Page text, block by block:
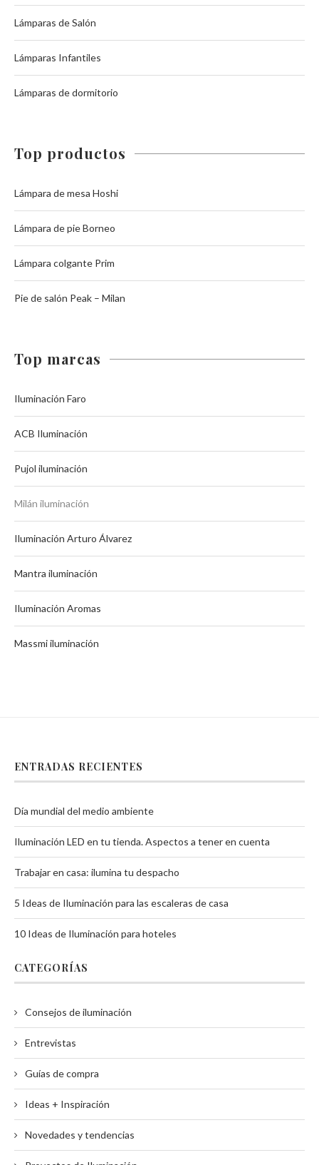
Lámparas de Salón
Lámparas Infantiles
Lámparas de dormitorio
Top productos
Lámpara de mesa Hoshi
Lámpara de pie Borneo
Lámpara colgante Prim
Pie de salón Peak – Milan
Top marcas
Iluminación Faro
ACB Iluminación
Pujol iluminación
Milán iluminación
Iluminación Arturo Álvarez
Mantra iluminación
Iluminación Aromas
Massmi iluminación
ENTRADAS RECIENTES
Día mundial del medio ambiente
Iluminación LED en tu tienda. Aspectos a tener en cuenta
Trabajar en casa: ilumina tu despacho
5 Ideas de Iluminación para las escaleras de casa
10 Ideas de Iluminación para hoteles
CATEGORÍAS
Consejos de iluminación
Entrevistas
Guías de compra
Ideas + Inspiración
Novedades y tendencias